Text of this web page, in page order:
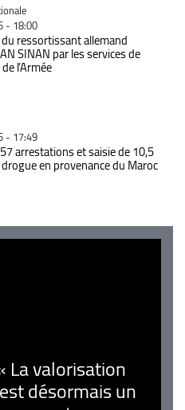
- 18:00
ressortissant allemand
SINAN par les services de
l’Armée
- 17:49
arrestations et saisie de 10,5
en provenance du Maroc
La valorisation
désormais un